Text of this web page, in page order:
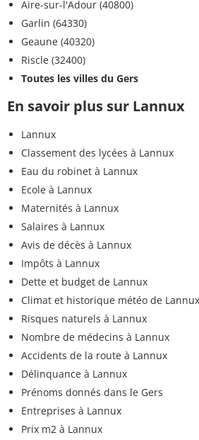
Aire-sur-l'Adour (40800)
Garlin (64330)
Geaune (40320)
Riscle (32400)
Toutes les villes du Gers
En savoir plus sur Lannux
Lannux
Classement des lycées à Lannux
Eau du robinet à Lannux
Ecole à Lannux
Maternités à Lannux
Salaires à Lannux
Avis de décès à Lannux
Impôts à Lannux
Dette et budget de Lannux
Climat et historique météo de Lannux
Risques naturels à Lannux
Nombre de médecins à Lannux
Accidents de la route à Lannux
Délinquance à Lannux
Prénoms donnés dans le Gers
Entreprises à Lannux
Prix m2 à Lannux